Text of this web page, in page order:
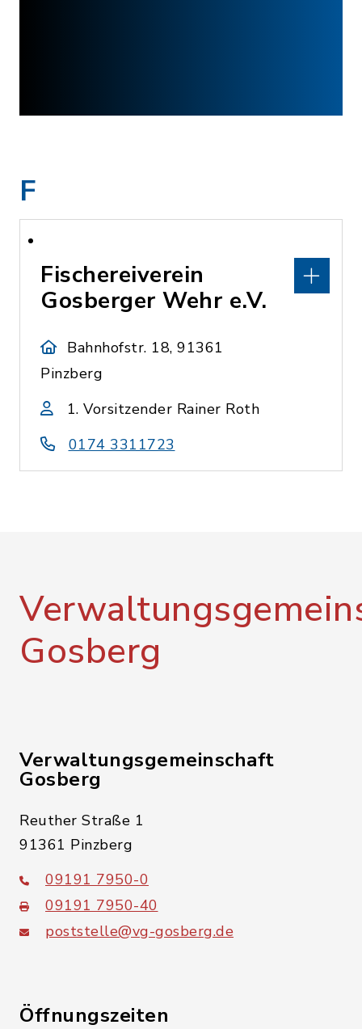
F
Fischereiverein
Gosberger Wehr e.V.
Bahnhofstr. 18, 91361
Pinzberg
1. Vorsitzender Rainer Roth
0174 3311723
Gosberg
Verwaltungsgemeinschaft
Gosberg
Reuther Straße 1
91361 Pinzberg
09191 7950-0
09191 7950-40
poststelle@vg-gosberg.de
Öffnungszeiten